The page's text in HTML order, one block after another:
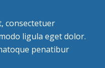
consectetuer
ligula eget dolor.
penatibur